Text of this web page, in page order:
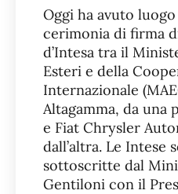
Oggi ha avuto
cerimonia di firma
d’Intesa tra il
Esteri e della
Internazionale
Altagamma, da una
e Fiat Chrysler
dall’altra. Le Intese
sottoscritte dal
Gentiloni con il